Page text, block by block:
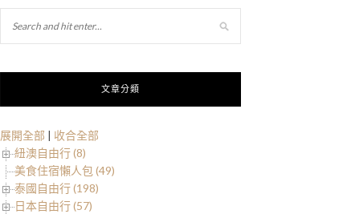
文章分類
展開全部 | 收合全部
紐澳自由行 (8)
美食住宿懶人包 (49)
泰國自由行 (198)
日本自由行 (57)